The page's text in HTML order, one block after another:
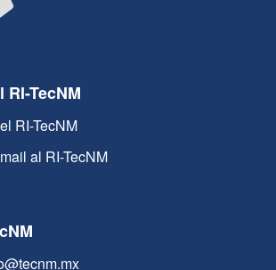
TecNM
RI-TecNM
al RI-TecNM